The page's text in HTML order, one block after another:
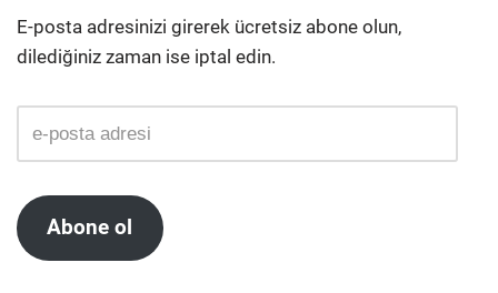
E-posta adresinizi girerek ücretsiz abone olun,
dilediğiniz zaman ise iptal edin.
Abone ol